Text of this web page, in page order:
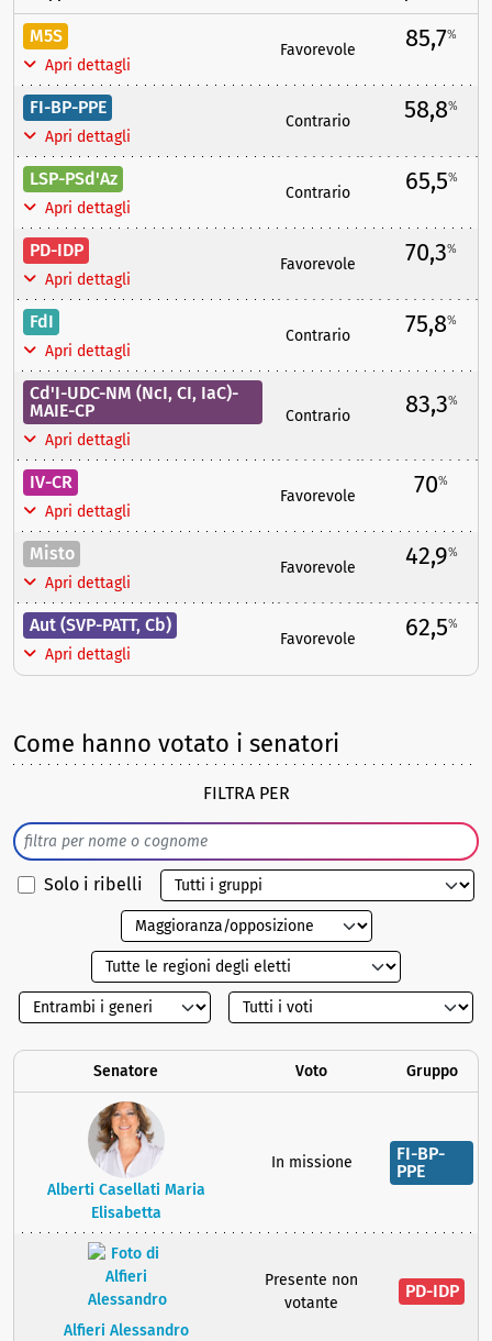
M5S
Apri dettagli
Favorevole 85,7%
FI-BP-PPE
Apri dettagli
Contrario 58,8%
LSP-PSd'Az
Apri dettagli
Contrario 65,5%
PD-IDP
Apri dettagli
Favorevole 70,3%
FdI
Apri dettagli
Contrario 75,8%
Cd'I-UDC-NM (NcI, CI, IaC)-
MAIE-CP
Apri dettagli
Contrario 83,3%
IV-CR
Apri dettagli
Favorevole 70%
Misto
Apri dettagli
Favorevole 42,9%
Aut (SVP-PATT, Cb)
Apri dettagli
Favorevole 62,5%
Come hanno votato i senatori
FILTRA PER
Solo i ribelli
Senatore Voto Gruppo
Alberti Casellati Maria
Elisabetta
In missione
FI-BP-
PPE
Alfieri Alessandro
Presente non
votante
PD-IDP